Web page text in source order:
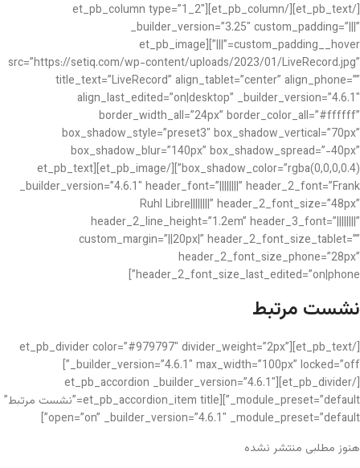
[/et_pb_text][/et_pb_column][et_pb_column type=”1_2″
_builder_version=”3.25″ custom_padding=”|||”
custom_padding__hover=”|||”][et_pb_image
src=”https://setiq.com/wp-content/uploads/2023/01/LiveRecord.jpg”
title_text=”LiveRecord” align_tablet=”center” align_phone=””
align_last_edited=”on|desktop” _builder_version=”4.6.1″
border_width_all=”24px” border_color_all=”#ffffff”
box_shadow_style=”preset3″ box_shadow_vertical=”70px”
box_shadow_blur=”140px” box_shadow_spread=”-40px”
box_shadow_color=”rgba(0,0,0,0.4)”][/et_pb_image][et_pb_text
_builder_version=”4.6.1″ header_font=”||||||||” header_2_font=”Frank
Ruhl Libre||||||||” header_2_font_size=”48px”
header_2_line_height=”1.2em” header_3_font=”||||||||”
custom_margin=”||20px|” header_2_font_size_tablet=””
header_2_font_size_phone=”28px”
header_2_font_size_last_edited=”on|phone”]
نشست مرتبط
[/et_pb_text][et_pb_divider color=”#979797″ divider_weight=”2px”
_builder_version=”4.6.1″ max_width=”100px” locked=”off”]
[/et_pb_divider][et_pb_accordion _builder_version=”4.6.1″
_module_preset=”default”][et_pb_accordion_item title=”نشست مرتبط”
open=”on” _builder_version=”4.6.1″ _module_preset=”default”]
هنوز مطلبی منتشر نشده